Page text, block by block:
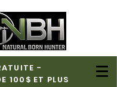
-
100$ ET PLUS